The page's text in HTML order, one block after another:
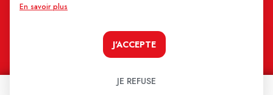
En savoir plus
J'ACCEPTE
JE REFUSE